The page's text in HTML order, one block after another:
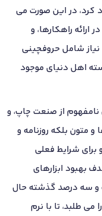
کرد، در این صورت می
راهکارها، و
شامل حروفچینی
اهل دنیای موجود
از صنعت چاپ، و
متون بلکه روزنامه و
برای شرایط فعلی
بهبود ابزارهای
و سه درصد گذشته حال
طلبد، تا با نرم